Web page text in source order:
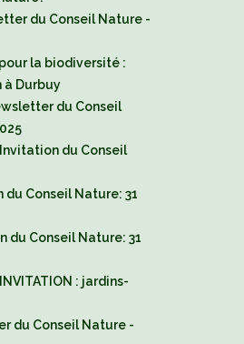
du Conseil Nature -
la biodiversité :
Durbuy
du Conseil
du Conseil
du Conseil Nature: 31
du Conseil Nature: 31
: jardins-
du Conseil Nature -